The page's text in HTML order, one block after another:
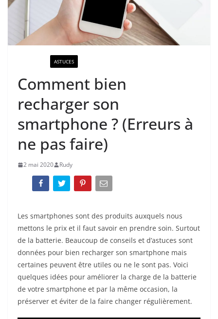
ASTUCES
Comment bien
recharger son
smartphone ? (Erreurs à
ne pas faire)
2 mai 2020 Rudy
Les smartphones sont des produits auxquels nous
mettons le prix et il faut savoir en prendre soin. Surtout
de la batterie. Beaucoup de conseils et d’astuces sont
données pour bien recharger son smartphone mais
certaines peuvent être utiles ou ne le sont pas. Voici
quelques idées pour améliorer la charge de la batterie
de votre smartphone et par la même occasion, la
préserver et éviter de la faire changer régulièrement.